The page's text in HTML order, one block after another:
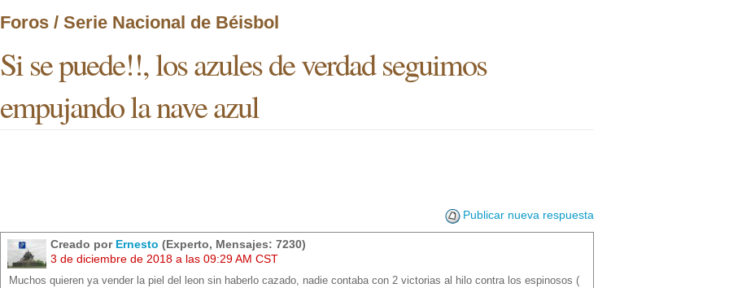
Foros / Serie Nacional de Béisbol
Si se puede!!, los azules de verdad seguimos
empujando la nave azul
Publicar nueva respuesta
Creado por Ernesto (Experto, Mensajes: 7230)
3 de diciembre de 2018 a las 09:29 AM CST
Muchos quieren ya vender la piel del leon sin haberlo cazado, nadie contaba con 2 victorias al hilo contra los espinosos (